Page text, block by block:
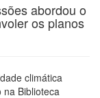
abordou o
os planos
climática
na Biblioteca